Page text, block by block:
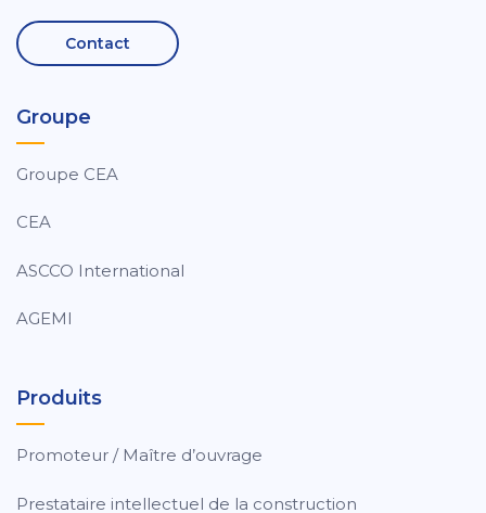
Contact
Groupe
Groupe CEA
CEA
ASCCO International
AGEMI
Produits
Promoteur / Maître d’ouvrage
Prestataire intellectuel de la construction